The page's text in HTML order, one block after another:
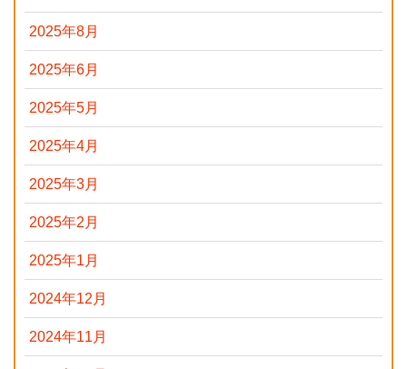
2025年8月
2025年6月
2025年5月
2025年4月
2025年3月
2025年2月
2025年1月
2024年12月
2024年11月